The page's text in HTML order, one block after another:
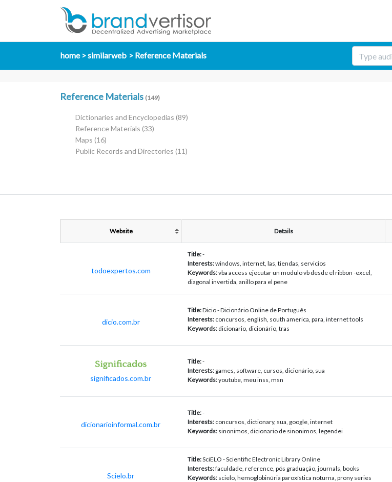
home similarweb Reference Materials
Reference Materials (149)
Dictionaries and Encyclopedias (89)
Reference Materials (33)
Maps (16)
Public Records and Directories (11)
Website Details
todoexpertos.com
Title:-
Interests:windows, internet, las, tiendas, servicios
Keywords:vba access ejecutar un modulo vb desde el ribbon -excel,
diagonal invertida, anillo para el pene
dicio.com.br
Title:Dicio - Dicionário Online de Português
Interests: concursos, english, south america, para, internet tools
Keywords: dicionario, dicionário, tras
significados.com.br
Title:-
Interests: games, software, cursos, dicionário, sua
Keywords:youtube, meu inss, msn
dicionarioinformal.com.br
Title:-
Interests: concursos, dictionary, sua, google, internet
Keywords: sinonimos, dicionario de sinonimos, legendei
Scielo.br
Title:SciELO - Scientific Electronic Library Online
Interests:faculdade, reference, pós graduação, journals, books
Keywords: scielo, hemoglobinúria paroxística noturna, prony series